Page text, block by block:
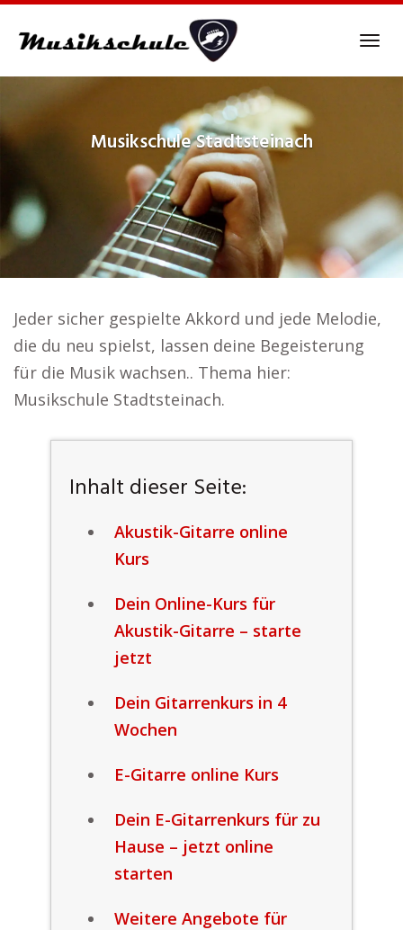
MusikschuleStadtsteinach
Jeder sicher gespielte Akkord und jede Melodie,
die du neu spielst, lassen deine Begeisterung
für die Musik wachsen.. Thema hier:
Musikschule Stadtsteinach.
Inhalt dieser Seite:
Akustik-Gitarre online
Kurs
Dein Online-Kurs für
Akustik-Gitarre – starte
jetzt
Dein Gitarrenkurs in 4
Wochen
E-Gitarre online Kurs
Dein E-Gitarrenkurs für zu
Hause – jetzt online
starten
Weitere Angebote für